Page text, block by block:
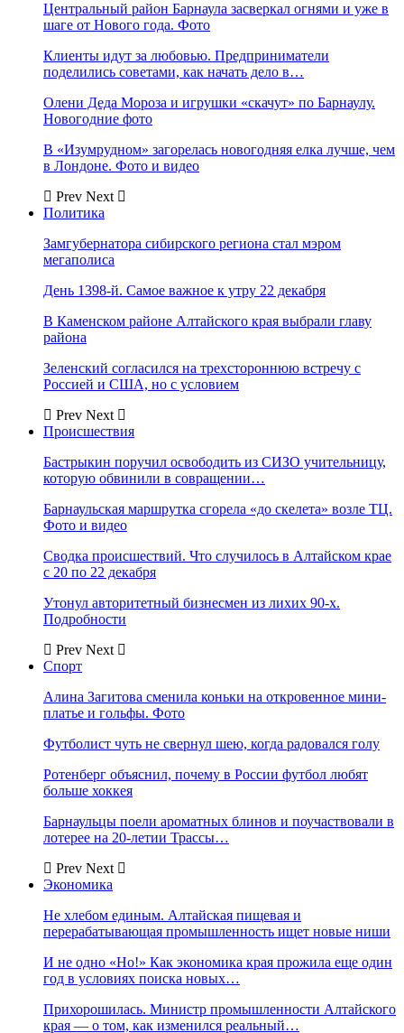
Центральный район Барнаула засверкал огнями и уже в
шаге от Нового года. Фото
Клиенты идут за любовью. Предприниматели
поделились советами, как начать дело в…
Олени Деда Мороза и игрушки «скачут» по Барнаулу.
Новогодние фото
В «Изумрудном» загорелась новогодняя елка лучше, чем
в Лондоне. Фото и видео
Prev Next
Политика
Замгубернатора сибирского региона стал мэром
мегаполиса
День 1398-й. Самое важное к утру 22 декабря
В Каменском районе Алтайского края выбрали главу
района
Зеленский согласился на трехстороннюю встречу с
Россией и США, но с условием
Prev Next
Происшествия
Бастрыкин поручил освободить из СИЗО учительницу,
которую обвинили в совращении…
Барнаульская маршрутка сгорела «до скелета» возле ТЦ.
Фото и видео
Сводка происшествий. Что случилось в Алтайском крае
с 20 по 22 декабря
Утонул авторитетный бизнесмен из лихих 90-х.
Подробности
Prev Next
Спорт
Алина Загитова сменила коньки на откровенное мини-
платье и гольфы. Фото
Футболист чуть не свернул шею, когда радовался голу
Ротенберг объяснил, почему в России футбол любят
больше хоккея
Барнаульцы поели ароматных блинов и поучаствовали в
лотерее на 20-летии Трассы…
Prev Next
Экономика
Не хлебом единым. Алтайская пищевая и
перерабатывающая промышленность ищет новые ниши
И не одно «Но!» Как экономика края прожила еще один
год в условиях поиска новых…
Прихорошилась. Министр промышленности Алтайского
края — о том, как изменился реальный…